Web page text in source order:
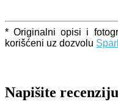
* Originalni opisi i
korišćeni uz dozvolu
Napišite recenziju